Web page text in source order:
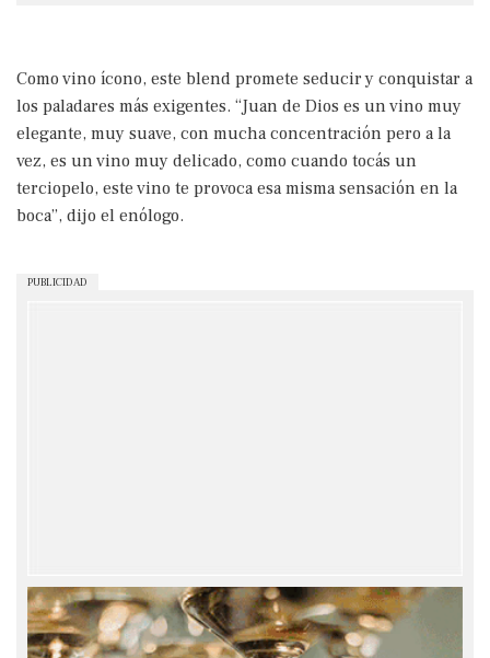
Como vino ícono, este blend promete seducir y conquistar a
los paladares más exigentes. “Juan de Dios es un vino muy
elegante, muy suave, con mucha concentración pero a la
vez, es un vino muy delicado, como cuando tocás un
terciopelo, este vino te provoca esa misma sensación en la
boca”, dijo el enólogo.
PUBLICIDAD